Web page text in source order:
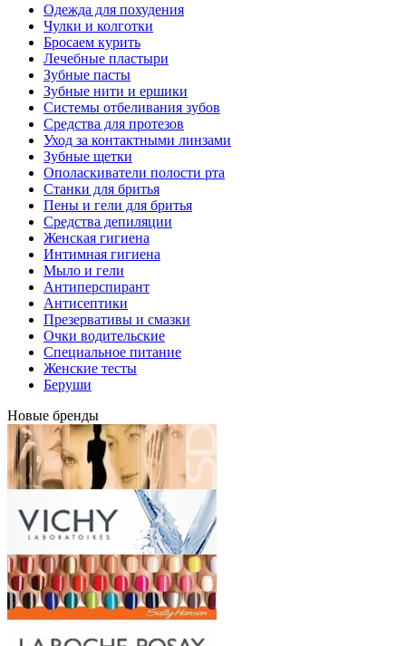
Одежда для похудения
Чулки и колготки
Бросаем курить
Лечебные пластыри
Зубные пасты
Зубные нити и ершики
Системы отбеливания зубов
Средства для протезов
Уход за контактными линзами
Зубные щетки
Ополаскиватели полости рта
Станки для бритья
Пены и гели для бритья
Средства депиляции
Женская гигиена
Интимная гигиена
Мыло и гели
Антиперспирант
Антисептики
Презервативы и смазки
Очки водительские
Специальное питание
Женские тесты
Беруши
Новые бренды